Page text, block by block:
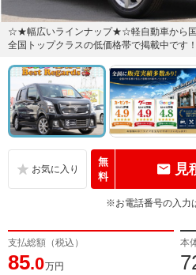
☆★幅広いラインナップ★☆軽自動車から国
全国トップクラスの低価格帯で掲載中で
無
料
見
※お電話番号の入力
支払総額（税込）
85.0万円
本